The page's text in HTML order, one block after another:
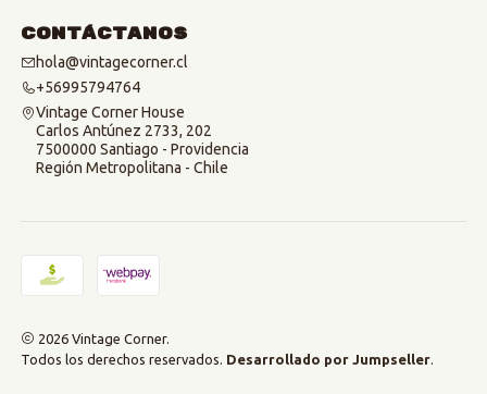
Contáctanos
hola@vintagecorner.cl
+56995794764
Vintage Corner House
Carlos Antúnez 2733, 202
7500000 Santiago - Providencia
Región Metropolitana - Chile
2026 Vintage Corner.
Todos los derechos reservados. Desarrollado por Jumpseller.